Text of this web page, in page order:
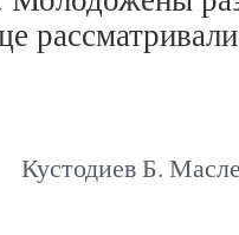
Кустодиев Б.